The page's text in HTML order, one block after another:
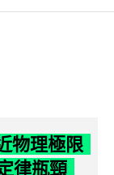
物理極限
律瓶頸